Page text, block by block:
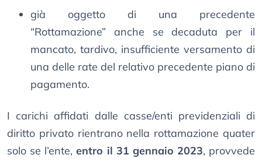
già oggetto di una precedente
“Rottamazione” anche se decaduta per il
mancato, tardivo, insufficiente versamento di
una delle rate del relativo precedente piano di
pagamento.
I carichi affidati dalle casse/enti previdenziali di
diritto privato rientrano nella rottamazione quater
solo se l’ente,entro il 31 gennaio 2023, provvede